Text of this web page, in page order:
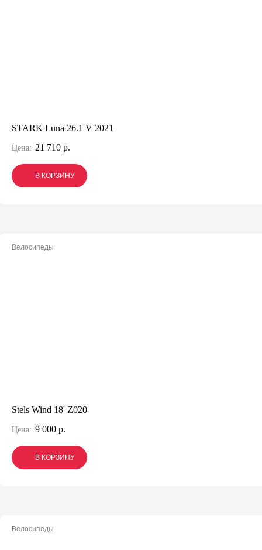
STARK Luna 26.1 V 2021
Цена: 21 710 р.
В КОРЗИНУ
В КОРЗИНУ
В КОРЗИНУ
Велосипеды
Stels Wind 18' Z020
Цена: 9 000 р.
В КОРЗИНУ
В КОРЗИНУ
В КОРЗИНУ
Велосипеды